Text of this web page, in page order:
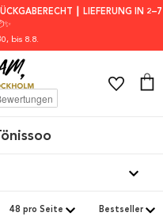
┃ LIEFERUNG IN 2–7
, bis 8.8.